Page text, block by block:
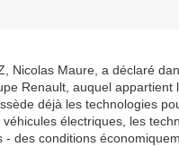
Nicolas Maure, a déclaré
Renault, auquel appartient
déjà les technologies
électriques, les
- des conditions